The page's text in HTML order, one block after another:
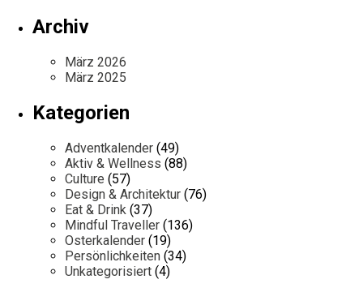
Archiv
März 2026
März 2025
Kategorien
Adventkalender (49)
Aktiv & Wellness (88)
Culture (57)
Design & Architektur (76)
Eat & Drink (37)
Mindful Traveller (136)
Osterkalender (19)
Persönlichkeiten (34)
Unkategorisiert (4)